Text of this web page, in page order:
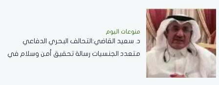
منوعات اليوم
د. سعيد القاضي:التحالف البحري الدفاعي
متعدد الجنسيات رسالة تحقيق أمن وسلام في